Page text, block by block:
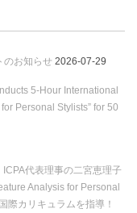
のお知らせ 2026-07-29
5-Hour International
Personal Stylists” for 50
ICPA代表理事の二宮恵理子
Analysis for Personal
際カリキュラムを指導！